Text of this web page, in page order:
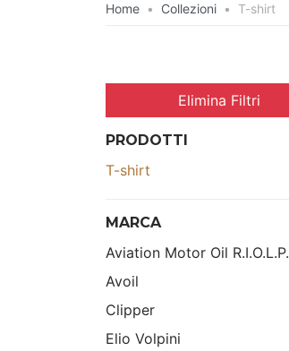
Home • Collezioni • T-shirt
Elimina Filtri
PRODOTTI
T-shirt
MARCA
Aviation Motor Oil R.I.O.L.P.
Avoil
Clipper
Elio Volpini